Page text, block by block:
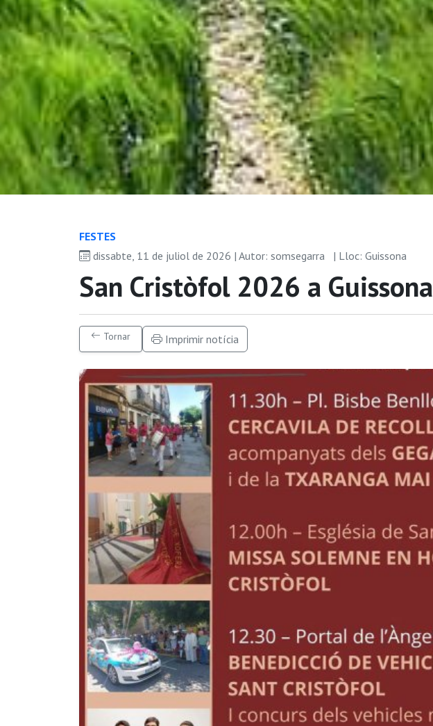
FESTES
dissabte, 11 de juliol de 2026 | Autor: somsegarra
| Lloc: Guissona
San Cristòfol 2026 a Guissona
Tornar Imprimir notícia